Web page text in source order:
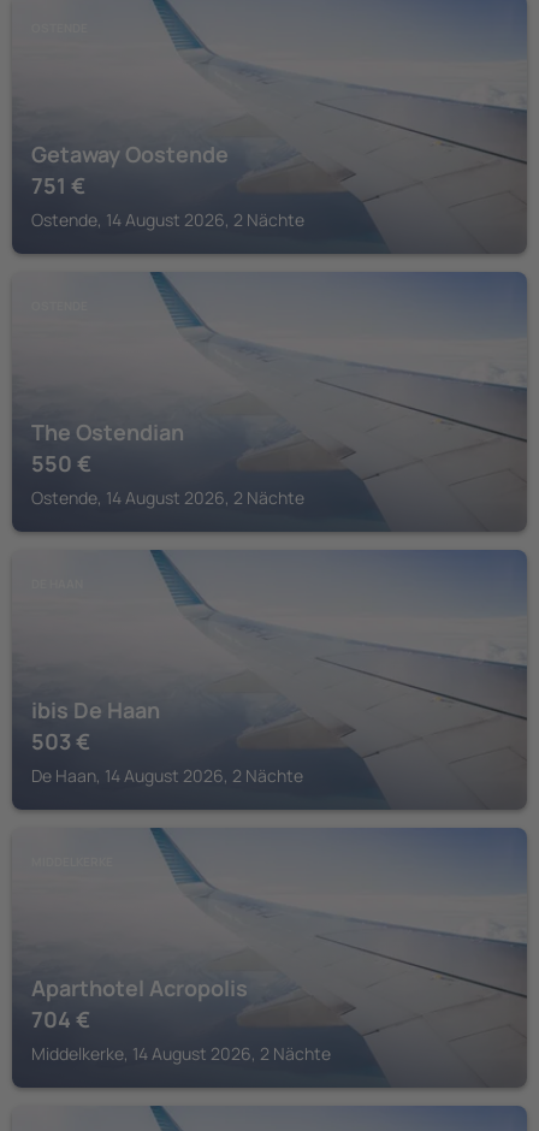
Getaway Oostende
751 €
Ostende, 14 August 2026, 2 Nächte
The Ostendian
550 €
Ostende, 14 August 2026, 2 Nächte
ibis De Haan
503 €
De Haan, 14 August 2026, 2 Nächte
Aparthotel Acropolis
704 €
Middelkerke, 14 August 2026, 2 Nächte